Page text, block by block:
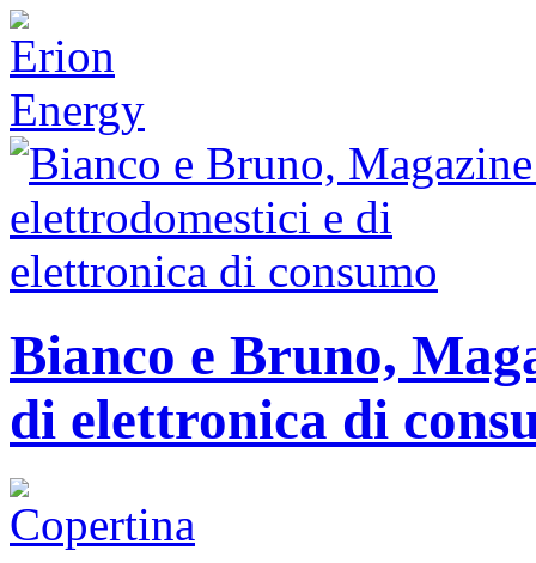
Bianco e Bruno,
di elettronica di